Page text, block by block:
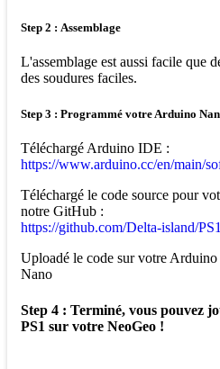
Step 2 : Assemblage
L'assemblage est aussi facile que
des soudures faciles.
Step 3 : Programmé votre Arduino
Téléchargé Arduino IDE :
https://www.arduino.cc/en/main/
Téléchargé le code source pour
notre GitHub :
https://github.com/Delta-island/
Uploadé le code sur votre
Nano
Step 4 : Terminé, vous pouvez
PS1 sur votre NeoGeo !